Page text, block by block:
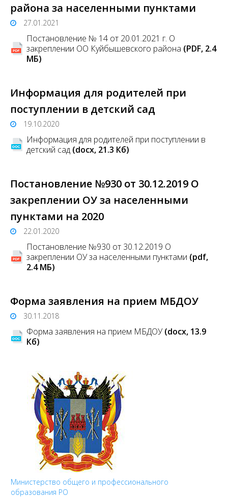
района за населенными пунктами
27.01.2021
Постановление № 14 от 20.01.2021 г. О
закреплении ОО Куйбышевского района (PDF, 2.4
MБ)
Информация для родителей при
поступлении в детский сад
19.10.2020
Информация для родителей при поступлении в
детский сад (docx, 21.3 Кб)
Постановление №930 от 30.12.2019 О
закреплении ОУ за населенными
пунктами на 2020
22.01.2020
Постановление №930 от 30.12.2019 О
закреплении ОУ за населенными пунктами (pdf,
2.4 MБ)
Форма заявления на прием МБДОУ
30.11.2018
Форма заявления на прием МБДОУ(docx, 13.9
Кб)
Министерство общего и профессионального
образования РО